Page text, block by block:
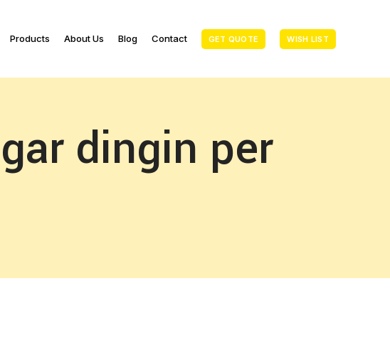
Products About Us Blog Contact GET QUOTE WISH LIST
dingin per